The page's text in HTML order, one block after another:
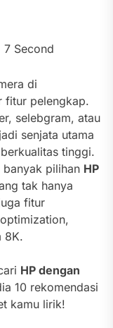
7 Second
di
fitur pelengkap.
selebgram, atau
senjata utama
tinggi.
pilihan HP
tak hanya
fitur
8K.
HP dengan
10 rekomendasi
kamu lirik!